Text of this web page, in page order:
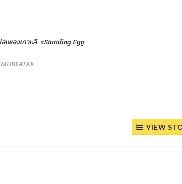
เพลงเกาหลี #Standing Egg
MUBEATAK
VIEW